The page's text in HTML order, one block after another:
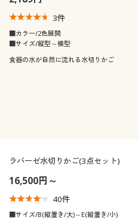
せ
円
3件
■カラー/2色展開
■サイズ/縦型～横型
食器の水が自然に流れる水切りかご
ラバーゼ水切りかご(3点セット)
16,500円～
40件
■サイズ/B(縦置き/大)～E(縦置き/小)